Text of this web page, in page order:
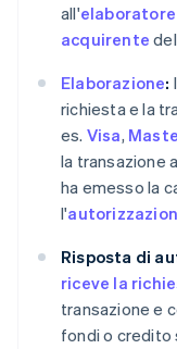
all'
acquirente
Elaborazione:
richiesta e la
es. Visa,
la transazione
ha emesso la
l'
Risposta di
riceve la
transazione e
fondi o credito